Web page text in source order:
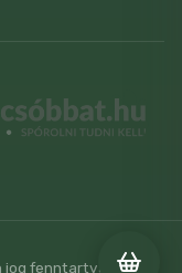
fenntartva.